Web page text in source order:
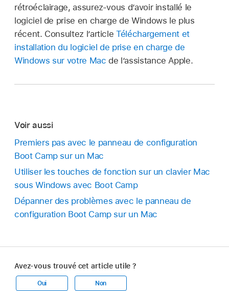
rétroéclairage, assurez-vous d’avoir installé le
logiciel de prise en charge de Windows le plus
récent. Consultez l’articleTéléchargement et
installation du logiciel de prise en charge de
Windows sur votre Mac de l’assistance Apple.
Voir aussi
Premiers pas avec le panneau de configuration
Boot Camp sur un Mac
Utiliser les touches de fonction sur un clavier Mac
sous Windows avec Boot Camp
Dépanner des problèmes avec le panneau de
configuration Boot Camp sur un Mac
Avez-vous trouvé cet article utile ?
Oui Non